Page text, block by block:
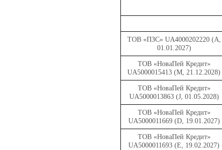
ТОВ «ПЗС» UA4000202220 (A,
01.01.2027)
ТОВ «НоваПей Кредит»
UA5000015413 (M, 21.12.2028)
ТОВ «НоваПей Кредит»
UA5000013863 (J, 01.05.2028)
ТОВ «НоваПей Кредит»
UA5000011669 (D, 19.01.2027)
ТОВ «НоваПей Кредит»
UA5000011693 (E, 19.02.2027)